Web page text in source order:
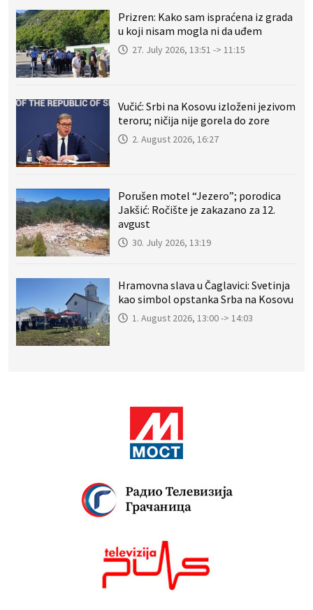
Prizren: Kako sam ispraćena iz grada
u koji nisam mogla ni da uđem
27. July 2026, 13:51 -> 11:15
Vučić: Srbi na Kosovu izloženi jezivom
teroru; ničija nije gorela do zore
2. August 2026, 16:27
Porušen motel “Jezero”; porodica
Jakšić: Ročište je zakazano za 12.
avgust
30. July 2026, 13:19
Hramovna slava u Čaglavici: Svetinja
kao simbol opstanka Srba na Kosovu
1. August 2026, 13:00 -> 14:03